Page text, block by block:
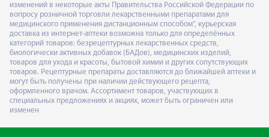
изменений в некоторые акты Правительства Российской Федерации по
вопросу розничной торговли лекарственными препаратами для
медицинского применения дистанционным способом", курьерская
доставка из интернет-аптеки возможна только для определённых
категорий товаров: безрецептурных лекарственных средств,
биологически активных добавок (БАДов), медицинских изделий,
товаров для ухода и красоты, бытовой химии и других сопутствующих
товаров. Рецептурные препараты доставляются до ближайшей аптеки и
могут быть получены при наличии действующего рецепта,
оформленного врачом. Ассортимент товаров, участвующих в
специальных предложениях и акциях, может быть ограничен или
изменен